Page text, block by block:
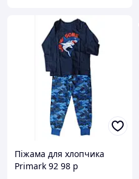
Піжама для хлопчика
Primark 92 98 р